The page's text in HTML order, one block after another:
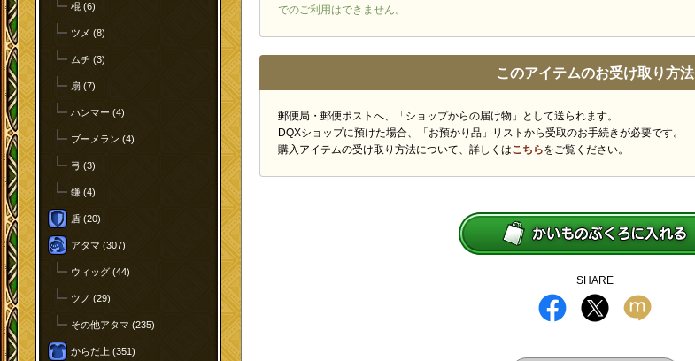
棍 (6)
ツメ (8)
ムチ (3)
扇 (7)
ハンマー (4)
ブーメラン (4)
弓 (3)
鎌 (4)
盾 (20)
アタマ (307)
ウィッグ (44)
ツノ (29)
その他アタマ (235)
からだ上 (351)
でのご利用はできません。
このアイテムのお受け取り方法
郵便局・郵便ポストへ、「ショップからの届け物」として送られます。
DQXショップに預けた場合、「お預かり品」リストから受取のお手続きが必要です。
購入アイテムの受け取り方法について、詳しくはこちらをご覧ください。
SHARE